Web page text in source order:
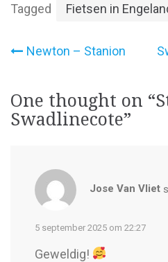
Tagged Fietsen in
Bericht
navigatie
Newton – Stanion
One thought on “
Swadlinecote”
Jose Van Vliet
5 september 2025 om 22:27
Geweldig!